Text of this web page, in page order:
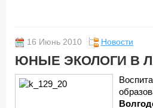
16 Июнь 2010 Новости
ЮНЫЕ ЭКОЛОГИ В